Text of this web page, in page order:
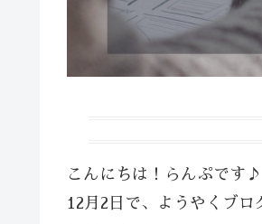
こんにちは！らんぷです♪
12月2日で、ようやくブロ